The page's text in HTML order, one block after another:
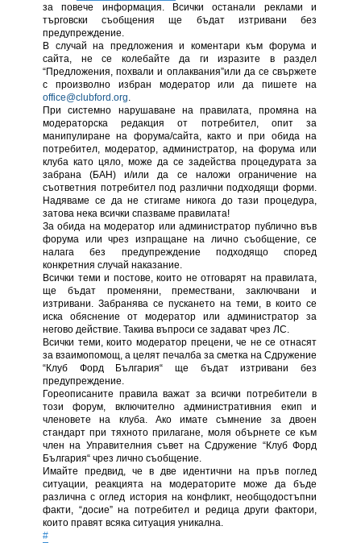
за повече информация. Всички останали реклами и
търговски съобщения ще бъдат изтривани без
предупреждение.
В случай на предложения и коментари към форума и
сайта, не се колебайте да ги изразите в раздел
“Предложения, похвали и оплаквания”или да се свържете
с произволно избран модератор или да пишете на
office@clubford.org
При системно нарушаване на правилата, промяна на
модераторска редакция от потребител, опит за
манипулиране на форума/сайта, както и при обида на
потребител, модератор, администратор, на форума или
клуба като цяло, може да се задейства процедурата за
забрана (БАН) и/или да се наложи ограничение на
съответния потребител под различни подходящи форми.
Надяваме се да не стигаме никога до тази процедура,
затова нека всички спазваме правилата!
За обида на модератор или администратор публично във
форума или чрез изпращане на лично съобщение, се
налага без предупреждение подходящо според
конкретния случай наказание.
Всички теми и постове, които не отговарят на правилата,
ще бъдат променяни, премествани, заключвани и
изтривани. Забранява се пускането на теми, в които се
иска обяснение от модератор или администратор за
негово действие. Такива въпроси се задават чрез ЛС.
Всички теми, които модератор прецени, че не се отнасят
за взаимопомощ, а целят печалба за сметка на Сдружение
“Клуб Форд България“ ще бъдат изтривани без
предупреждение.
Гореописаните правила важат за всички потребители в
този форум, включително административния екип и
членовете на клуба. Ако имате съмнение за двоен
стандарт при тяхното прилагане, моля обърнете се към
член на Управителния съвет на Сдружение “Клуб Форд
България“ чрез лично съобщение.
Имайте предвид, че в две идентични на пръв поглед
ситуации, реакцията на модераторите може да бъде
различна с оглед история на конфликт, необщодостъпни
факти, “досие” на потребител и редица други фактори,
които правят всяка ситуация уникална.
#